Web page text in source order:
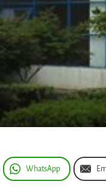
WhatsApp